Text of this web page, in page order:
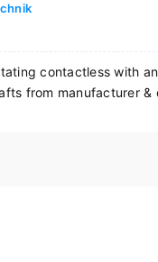
contactless with
from manufacturer &